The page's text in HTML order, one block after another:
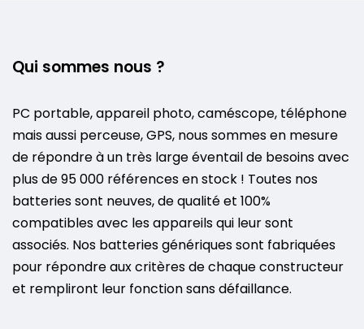
Qui sommes nous ?
PC portable, appareil photo, caméscope, téléphone
mais aussi perceuse, GPS, nous sommes en mesure
de répondre à un très large éventail de besoins avec
plus de 95 000 références en stock ! Toutes nos
batteries sont neuves, de qualité et 100%
compatibles avec les appareils qui leur sont
associés. Nos batteries génériques sont fabriquées
pour répondre aux critères de chaque constructeur
et rempliront leur fonction sans défaillance.